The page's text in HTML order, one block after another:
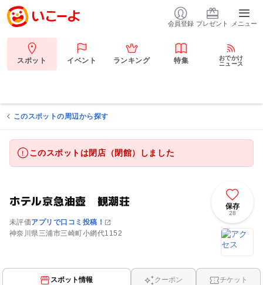
会員登録 プレゼント メニュー
スポット イベント ランキング 特集
おでかけ
ニュース
このスポットの周辺から探す
このスポットは閉店（閉館）しました
ホテル京急油壺 観潮荘
未評価アプリで口コミ投稿！
神奈川県三浦市三崎町小網代1152
保存
28
スポット情報 クーポン チケット